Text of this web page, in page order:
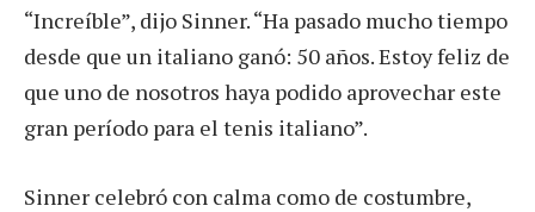
“Increíble”, dijo Sinner. “Ha pasado mucho tiempo
desde que un italiano ganó: 50 años. Estoy feliz de
que uno de nosotros haya podido aprovechar este
gran período para el tenis italiano”.
Sinner celebró con calma como de costumbre,